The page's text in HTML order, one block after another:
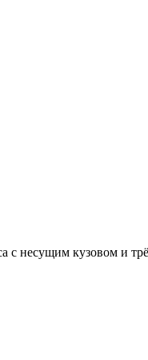
с несущим кузовом и